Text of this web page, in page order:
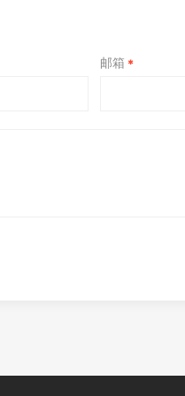
邮箱 *